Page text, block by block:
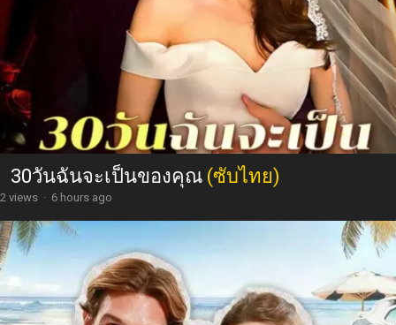
30วันฉันจะเป็นของคุณ (ซับไทย)
2 views · 6 hours ago